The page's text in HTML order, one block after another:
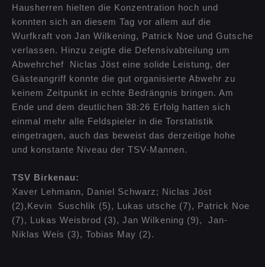
Hausherren hielten die Konzentration hoch und
konnten sich an diesem Tag vor allem auf die
Wurfkraft von Jan Wilkening, Patrick Noe und Gutsche
verlassen. Hinzu zeigte die Defensivabteilung um
Abwehrchef Niclas Jöst eine solide Leistung, der
Gästeangriff konnte die gut organisierte Abwehr zu
keinem Zeitpunkt in echte Bedrängnis bringen. Am
Ende und dem deutlichen 38:26 Erfolg hatten sich
einmal mehr alle Feldspieler in die Torstatistik
eingetragen, auch das beweist das derzeitige hohe
und konstante Niveau der TSV-Mannen.
TSV Birkenau:
Xaver Lehmann, Daniel Schwarz; Niclas Jöst
(2),Kevin Suschlik (5), Lukas utsche (7), Patrick Noe
(7), Lukas Weisbrod (3), Jan Wilkening (9), Jan-
Niklas Weis (3), Tobias May (2).